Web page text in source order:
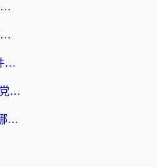
ChickCN VPN好用吗？和奇游手游VPN对比哪个回国效果更好？海外党亲测实用指南
海外党必看：PC VPN+回国加速器怎么选？无缝访问国内资源全攻略
海外党别踩坑！iOS破解版软件不可靠？教你选对回国加速器无缝看国内资源
雷神手游和快喵好用吗？海外党亲测5款回国加速器，附斧牛Bling对比+微信视频号解决办法
海外党纠结ChickCN和小黑牛哪个好？一篇帮你选对回国加速器的实用指南